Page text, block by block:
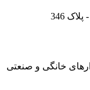
346
خانگی و صنعتی